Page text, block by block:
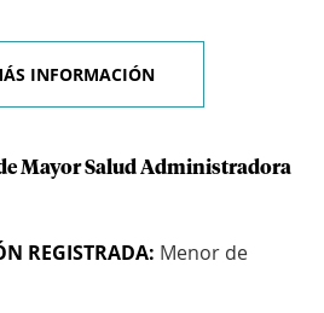
INFORMACIÓN
Mayor Salud Administradora
REGISTRADA: Menor de